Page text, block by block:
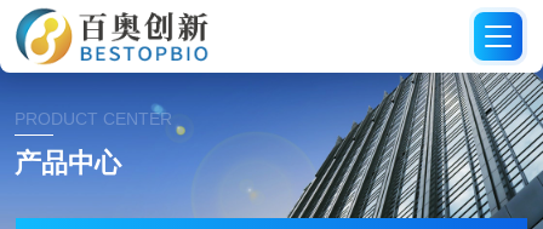
PRODUCT CENTER
产品中心